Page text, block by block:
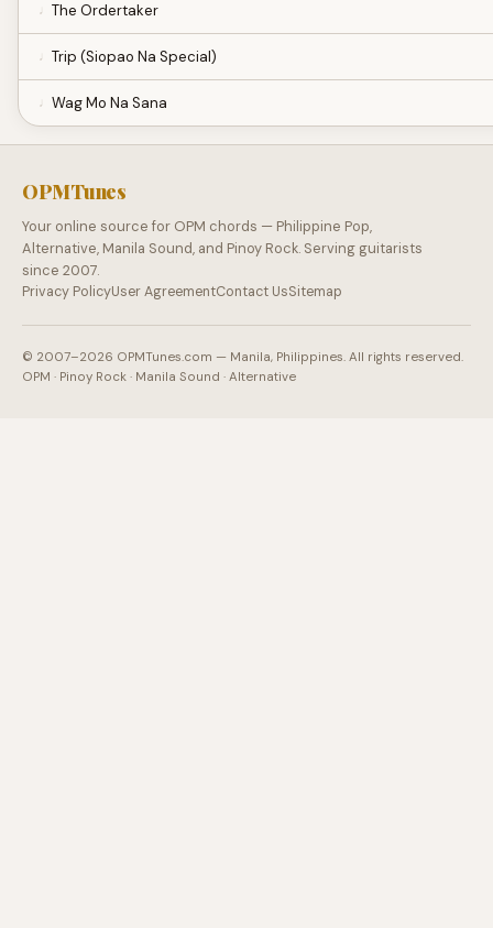
The Ordertaker
Trip (Siopao Na Special)
Wag Mo Na Sana
OPMTunes
Your online source for OPM chords — Philippine Pop,
Alternative, Manila Sound, and Pinoy Rock. Serving guitarists
since 2007.
Privacy PolicyUser AgreementContact UsSitemap
© 2007–2026 OPMTunes.com — Manila, Philippines. All rights reserved.
OPM · Pinoy Rock · Manila Sound · Alternative